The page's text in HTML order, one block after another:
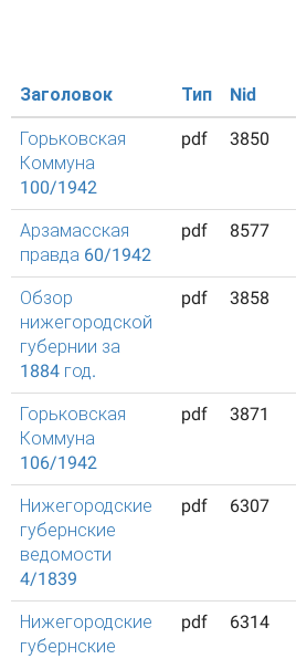
Заголовок Тип Nid
Горьковская
Коммуна
100/1942
pdf 3850
Арзамасская
правда 60/1942
pdf 8577
Обзор
нижегородской
губернии за
1884 год.
pdf 3858
Горьковская
Коммуна
106/1942
pdf 3871
Нижегородские
губернские
ведомости
4/1839
pdf 6307
Нижегородские
губернские
pdf 6314